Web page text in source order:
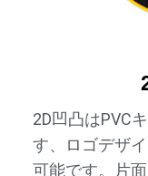
2D凹凸はPVC
す、ロゴデザ
可能です。片